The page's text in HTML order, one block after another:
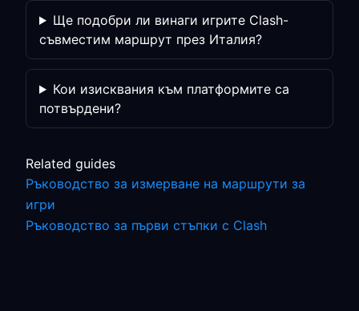
Ще подобри ли винаги игрите Clash-
съвместим маршрут през Италия?
Кои изисквания към платформите са
потвърдени?
Related guides
Ръководство за измерване на маршрути за
игри
Ръководство за първи стъпки с Clash